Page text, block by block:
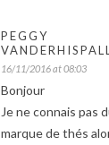
PEGGY
16/11/2016 at 08:03
Bonjour
Je ne connais pas
marque de thés